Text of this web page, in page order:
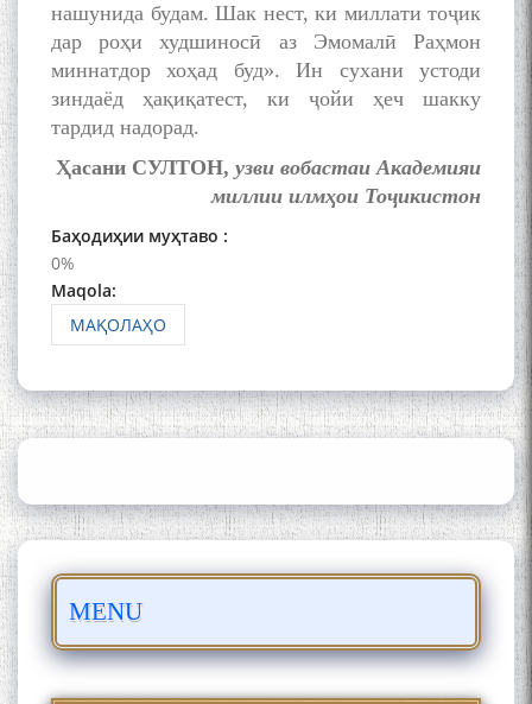
нашунида будам. Шак нест, ки миллати тоҷик
дар роҳи худшиносӣ аз Эмомалӣ Раҳмон
миннатдор хоҳад буд». Ин сухани устоди
зиндаёд ҳақиқатест, ки ҷойи ҳеч шакку
тардид надорад.
Ҳасани СУЛТОН, узви вобастаи Академияи
миллии илмҳои Тоҷикистон
Баҳодиҳии муҳтаво :
0%
Maqola:
МАҚОЛАҲО
MENU
of the name of the Persian
Gulf
Сайри Дарвоз бо Мӯъмин
мезанад
АЗ ҶОНИБИ ОЛИМОНИ
АКАДЕМИЯИ МИЛЛИИ
БО 4 000 000 СОМОНӢ
ПАЙКАРА ВА ОСОРХОНАИ
ШУД!